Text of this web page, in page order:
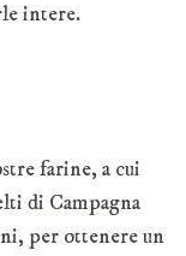
intere.
farine, a cui
di Campagna
per ottenere un